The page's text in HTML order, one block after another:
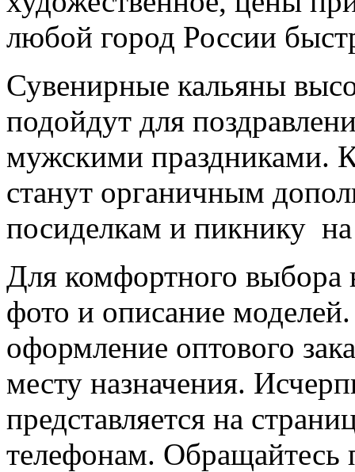
любой город России
Сувенирные кальяны
подойдут для
мужскими праздниками.
станут органичным
посиделкам и пикнику
Для комфортного выбора
фото и описание
оформление оптового
месту назначения.
представляется на
телефонам. Обращайтесь